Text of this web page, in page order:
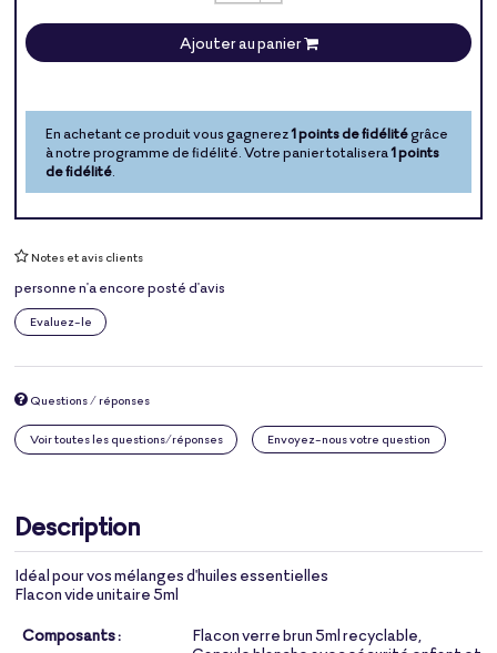
Ajouter au panier
En achetant ce produit vous gagnerez1 points de fidélitégrâce
à notre programme de fidélité. Votre panier totalisera1 points
de fidélité
Notes et avis clients
personne n'a encore posté d'avis
Evaluez-le
Questions / réponses
Voir toutes les questions/réponses Envoyez-nous votre question
Description
Idéal pour vos mélanges d'huiles essentielles
Flacon vide unitaire 5ml
Composants :
Flacon verre brun 5ml recyclable,